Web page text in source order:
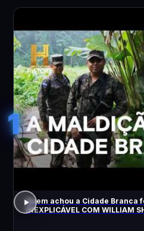
1
Quem achou a Cidade Branca
INEXPLICÁVEL COM WILLIAM